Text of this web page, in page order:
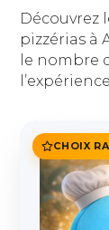
Découvrez
pizzérias à
le nombre
CHOIX